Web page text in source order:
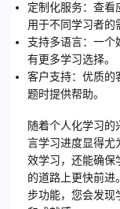
定制化服务：查看
用于不同学习者的
支持多语言：一个
有更多学习选择。
客户支持：优质的
题时提供帮助。
随着个人化学习
言学习进度显得尤
效学习，还能确保
的道路上更快前进
步功能，您会发现